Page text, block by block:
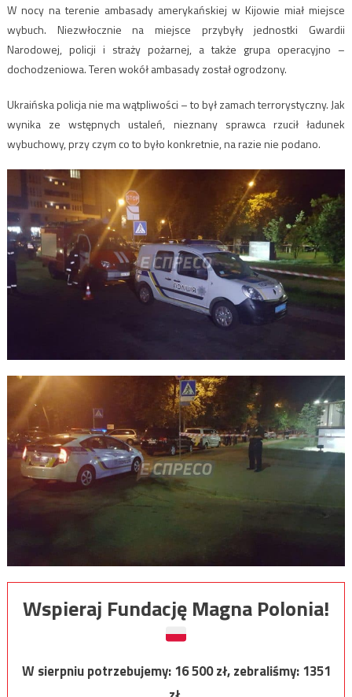
W nocy na terenie ambasady amerykańskiej w Kijowie miał miejsce
wybuch. Niezwłocznie na miejsce przybyły jednostki Gwardii
Narodowej, policji i straży pożarnej, a także grupa operacyjno –
dochodzeniowa. Teren wokół ambasady został ogrodzony.
Ukraińska policja nie ma wątpliwości – to był zamach terrorystyczny. Jak
wynika ze wstępnych ustaleń, nieznany sprawca rzucił ładunek
wybuchowy, przy czym co to było konkretnie, na razie nie podano.
Wspieraj Fundację Magna Polonia!
W sierpniu potrzebujemy:16 500zł, zebraliśmy:1351